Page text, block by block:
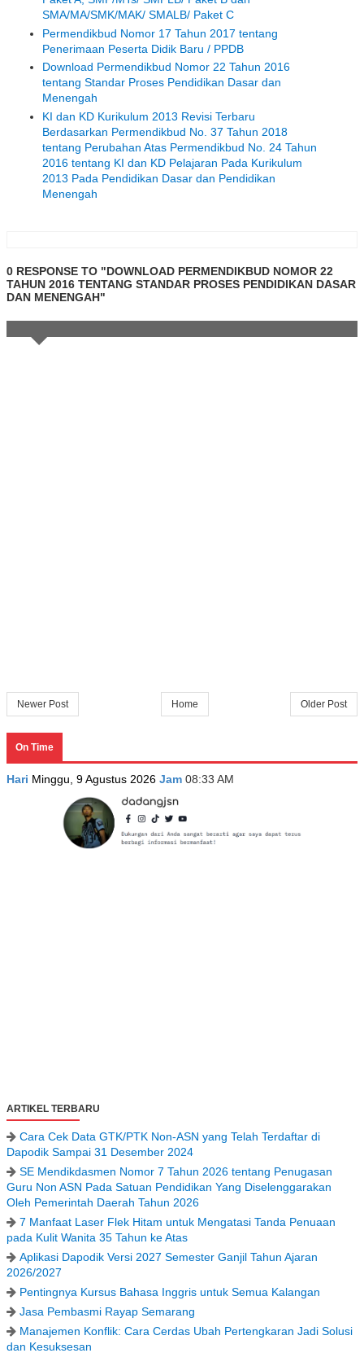
SMA/MA/SMK/MAK/ SMALB/ Paket C
Permendikbud Nomor 17 Tahun 2017 tentang
Penerimaan Peserta Didik Baru / PPDB
Download Permendikbud Nomor 22 Tahun 2016
tentang Standar Proses Pendidikan Dasar dan
Menengah
KI dan KD Kurikulum 2013 Revisi Terbaru
Berdasarkan Permendikbud No. 37 Tahun 2018
tentang Perubahan Atas Permendikbud No. 24 Tahun
2016 tentang KI dan KD Pelajaran Pada Kurikulum
2013 Pada Pendidikan Dasar dan Pendidikan
Menengah
0 RESPONSE TO "DOWNLOAD PERMENDIKBUD NOMOR 22
TAHUN 2016 TENTANG STANDAR PROSES PENDIDIKAN DASAR
DAN MENENGAH"
Newer Post Older Post
Home
On Time
Hari Minggu, 9 Agustus 2026 Jam 08:33 AM
ARTIKEL TERBARU
Cara Cek Data GTK/PTK Non-ASN yang Telah Terdaftar di
Dapodik Sampai 31 Desember 2024
SE Mendikdasmen Nomor 7 Tahun 2026 tentang Penugasan
Guru Non ASN Pada Satuan Pendidikan Yang Diselenggarakan
Oleh Pemerintah Daerah Tahun 2026
7 Manfaat Laser Flek Hitam untuk Mengatasi Tanda Penuaan
pada Kulit Wanita 35 Tahun ke Atas
Aplikasi Dapodik Versi 2027 Semester Ganjil Tahun Ajaran
2026/2027
Pentingnya Kursus Bahasa Inggris untuk Semua Kalangan
Jasa Pembasmi Rayap Semarang
Manajemen Konflik: Cara Cerdas Ubah Pertengkaran Jadi Solusi
dan Kesuksesan